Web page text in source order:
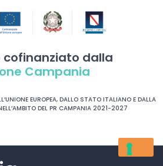
cofinanziato dalla
Campania
EUROPEA, DALLO STATO ITALIANO E DALLA
DEL PR CAMPANIA 2021-2027